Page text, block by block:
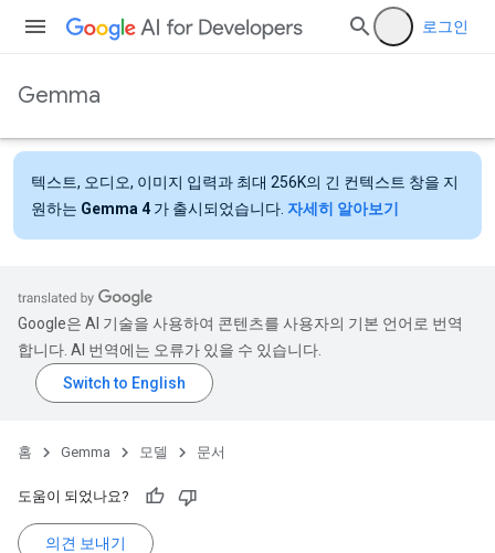
로그인
Gemma
텍스트, 오디오, 이미지 입력과 최대 256K의 긴 컨텍스트 창을 지
원하는 Gemma 4 가 출시되었습니다. 자세히 알아보기
Google은 AI 기술을 사용하여 콘텐츠를 사용자의 기본 언어로 번역
합니다. AI 번역에는 오류가 있을 수 있습니다.
홈 Gemma 모델 문서
도움이 되었나요?
의견 보내기